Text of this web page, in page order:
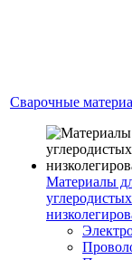
Сварочные
Материалы